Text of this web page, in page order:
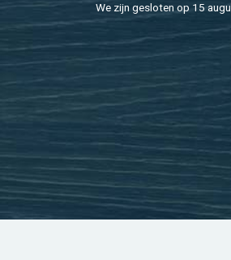
We zijn ge­slo­ten op 15